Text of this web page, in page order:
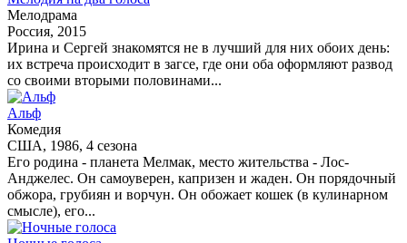
Мелодрама
Россия, 2015
Ирина и Сергей знакомятся не в лучший для них обоих день:
их встреча происходит в загсе, где они оба оформляют развод
со своими вторыми половинами...
Альф
Комедия
США, 1986, 4 сезона
Его родина - планета Мелмак, место жительства - Лос-
Анджелес. Он самоуверен, капризен и жаден. Он порядочный
обжора, грубиян и ворчун. Он обожает кошек (в кулинарном
смысле), его...